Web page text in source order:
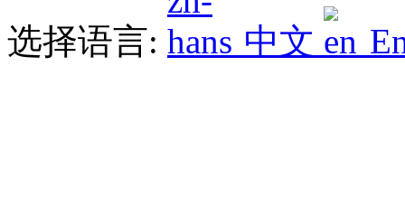
选择语言: 中文